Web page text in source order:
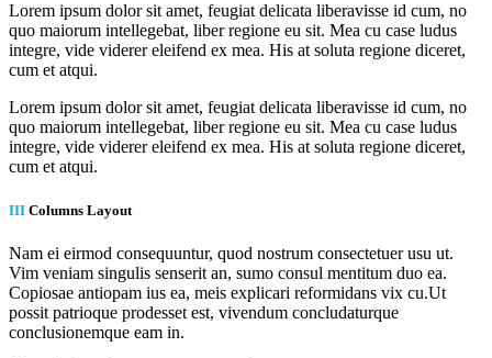
Lorem ipsum dolor sit amet, feugiat delicata liberavisse id cum, no
quo maiorum intellegebat, liber regione eu sit. Mea cu case ludus
integre, vide viderer eleifend ex mea. His at soluta regione diceret,
cum et atqui.
Lorem ipsum dolor sit amet, feugiat delicata liberavisse id cum, no
quo maiorum intellegebat, liber regione eu sit. Mea cu case ludus
integre, vide viderer eleifend ex mea. His at soluta regione diceret,
cum et atqui.
III Columns Layout
Nam ei eirmod consequuntur, quod nostrum consectetuer usu ut.
Vim veniam singulis senserit an, sumo consul mentitum duo ea.
Copiosae antiopam ius ea, meis explicari reformidans vix cu.Ut
possit patrioque prodesset est, vivendum concludaturque
conclusionemque eam in.